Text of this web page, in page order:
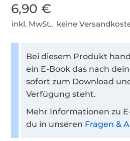
6,90 €
inkl. MwSt., keine
Bei diesem Produkt
ein E-Book das nach
sofort zum Download
Verfügung steht.
Mehr Informationen zu
du in unseren Fragen &